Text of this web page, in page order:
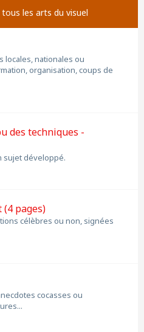
les arts du visuel
locales, nationales ou
organisation, coups de
des techniques -
sujet développé.
pages)
célèbres ou non, signées
cocasses ou